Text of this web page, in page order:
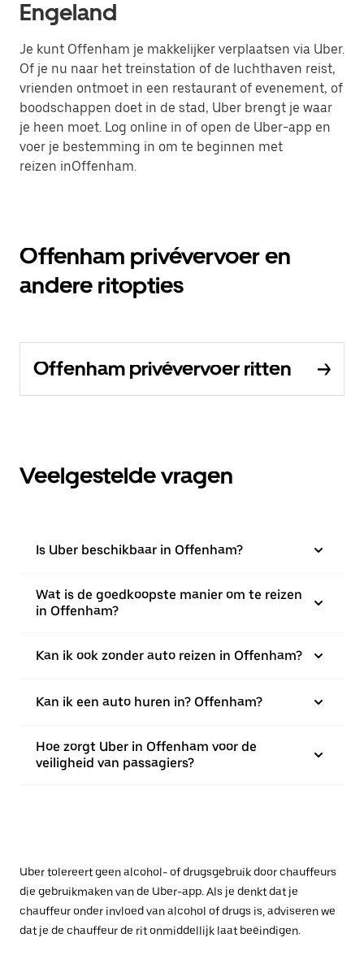
Engeland
Je kunt Offenham je makkelijker verplaatsen via Uber.
Of je nu naar het treinstation of de luchthaven reist,
vrienden ontmoet in een restaurant of evenement, of
boodschappen doet in de stad, Uber brengt je waar
je heen moet. Log online in of open de Uber-app en
voer je bestemming in om te beginnen met
reizen inOffenham.
Offenham privévervoer en
andere ritopties
Offenham privévervoer ritten
Veelgestelde vragen
Is Uber beschikbaar in Offenham?
Wat is de goedkoopste manier om te reizen
in Offenham?
Kan ik ook zonder auto reizen in Offenham?
Kan ik een auto huren in? Offenham?
Hoe zorgt Uber in Offenham voor de
veiligheid van passagiers?
Uber tolereert geen alcohol- of drugsgebruik door chauffeurs
die gebruikmaken van de Uber-app. Als je denkt dat je
chauffeur onder invloed van alcohol of drugs is, adviseren we
dat je de chauffeur de rit onmiddellijk laat beëindigen.